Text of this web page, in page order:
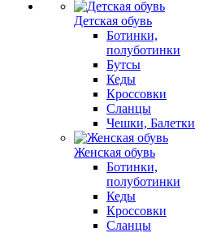
Детская обувь
Ботинки,
полуботинки
Бутсы
Кеды
Кроссовки
Сланцы
Чешки, Балетки
Женская обувь
Ботинки,
полуботинки
Кеды
Кроссовки
Сланцы